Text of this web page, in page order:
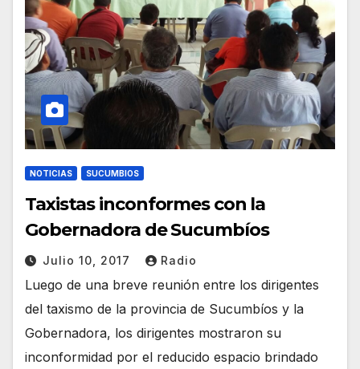
NOTICIAS SUCUMBIOS
Taxistas inconformes con la
Gobernadora de Sucumbíos
Julio 10, 2017 Radio
Luego de una breve reunión entre los dirigentes
del taxismo de la provincia de Sucumbíos y la
Gobernadora, los dirigentes mostraron su
inconformidad por el reducido espacio brindado